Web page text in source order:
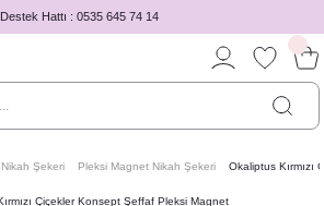
Destek Hattı : 0535 645 74 14
Nikah Şekeri Pleksi Magnet Nikah Şekeri Okaliptus